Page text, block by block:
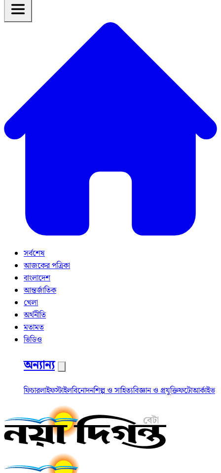
সর্বশেষ
আজকের পত্রিকা
বাংলাদেশ
আন্তর্জাতিক
খেলা
অর্থনীতি
মতামত
ভিডিও
অন্যান্য
ফিচারলাইফস্টাইলবিনোদনশিল্প ও সাহিত্যবিজ্ঞান ও প্রযুক্তিফটোআর্কাইভ